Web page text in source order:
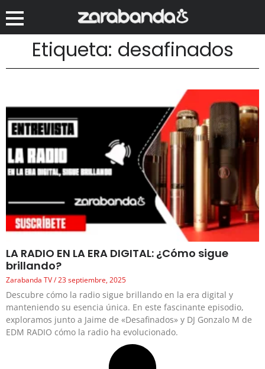
Etiqueta: desafinados
LA RADIO EN LA ERA DIGITAL: ¿Cómo sigue
brillando?
Zarabanda TV 23 septiembre, 2025
Descubre cómo la radio sigue brillando en la era digital y
manteniendo su esencia única. En este fascinante episodio,
exploramos junto a Jaime de «Desafinados» y DJ Gonzalo M de
EDM RADIO cómo la radio ha evolucionado.